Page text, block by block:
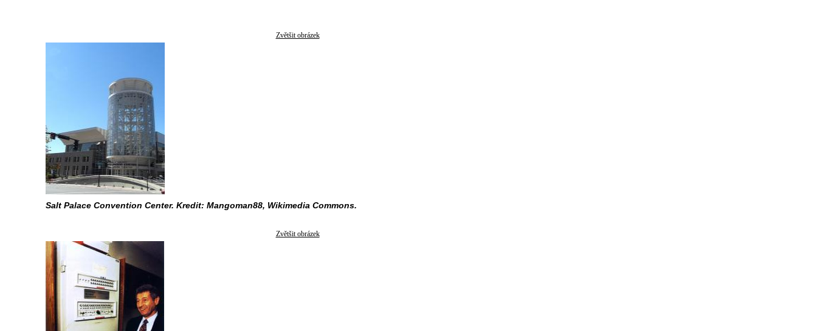
Zvětšit obrázek
Salt Palace Convention Center. Kredit: Mangoman88, Wikimedia Commons.
Zvětšit obrázek